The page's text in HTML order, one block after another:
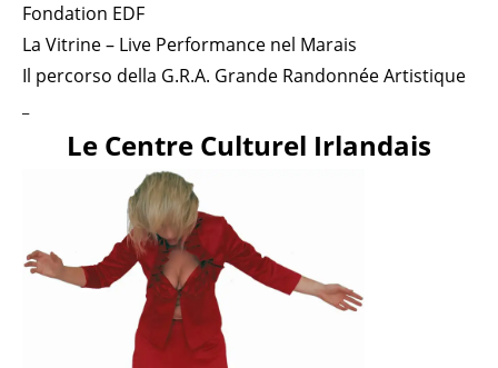
Fondation EDF
La Vitrine – Live Performance nel Marais
Il percorso della G.R.A. Grande Randonnée Artistique
Le Centre Culturel Irlandais